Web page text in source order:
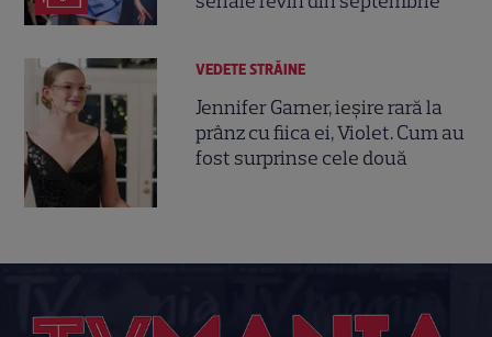
VEDETE STRĂINE
Jennifer Garner, ieșire rară la
prânz cu fiica ei, Violet. Cum au
fost surprinse cele două